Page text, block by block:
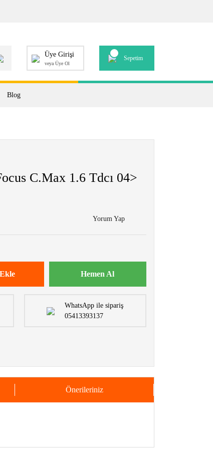
Üye Girişi
veya Üye Ol
Sepetim
Blog
C.Max 1.6 Tdcı 04>
Yorum Yap
Hemen Al
WhatsApp ile sipariş
05413393137
Önerileriniz